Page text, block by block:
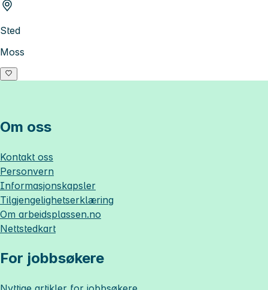
Sted
Moss
Om oss
Kontakt oss
Personvern
Informasjonskapsler
Tilgjengelighetserklæring
Om arbeidsplassen.no
Nettstedkart
For jobbsøkere